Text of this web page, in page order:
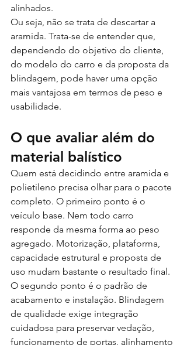
alinhados.
Ou seja, não se trata de descartar a
aramida. Trata-se de entender que,
dependendo do objetivo do cliente,
do modelo do carro e da proposta da
blindagem, pode haver uma opção
mais vantajosa em termos de peso e
usabilidade.
O que avaliar além do
material balístico
Quem está decidindo entre aramida e
polietileno precisa olhar para o pacote
completo. O primeiro ponto é o
veículo base. Nem todo carro
responde da mesma forma ao peso
agregado. Motorização, plataforma,
capacidade estrutural e proposta de
uso mudam bastante o resultado final.
O segundo ponto é o padrão de
acabamento e instalação. Blindagem
de qualidade exige integração
cuidadosa para preservar vedação,
funcionamento de portas, alinhamento